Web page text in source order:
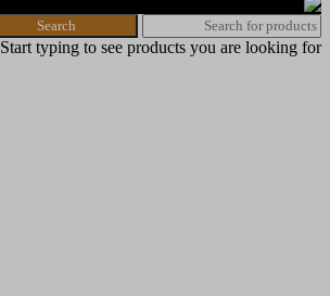
Search
Start typing to see products you are looking for.